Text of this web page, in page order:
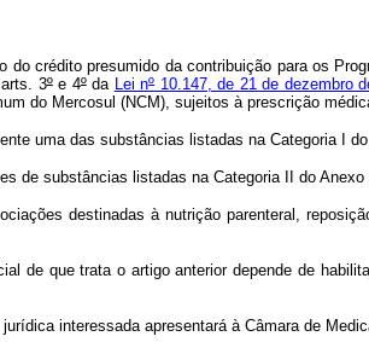
crédito presumido da contribuição para os
3ºe 4ºda Lei nº10.147, de 21 de dezembro
do Mercosul (NCM), sujeitos à prescrição
uma das substâncias listadas na Categoria I do
substâncias listadas na Categoria II do Anexo
destinadas à nutrição parenteral,
de que trata o artigo anterior depende de
interessada apresentará à Câmara de